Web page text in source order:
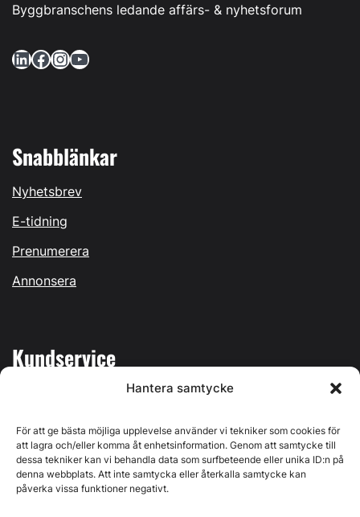
Hantera samtycke
För att ge bästa möjliga upplevelse använder vi tekniker som cookies för
att lagra och/eller komma åt enhetsinformation. Genom att samtycke till
dessa tekniker kan vi behandla data som surfbeteende eller unika ID:n på
denna webbplats. Att inte samtycka eller återkalla samtycke kan
påverka vissa funktioner negativt.
Byggbranschens ledande affärs- & nyhetsforum
LinkedIn Facebook InstagramYouTube
Snabblänkar
Nyhetsbrev
E-tidning
Prenumerera
Annonsera
Kundservice
Kontakta oss